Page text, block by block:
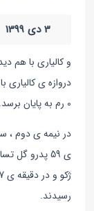
3 دی 1399
0 رم به پایان برسد.
در نیمه ی دوم ،
رسیدند.